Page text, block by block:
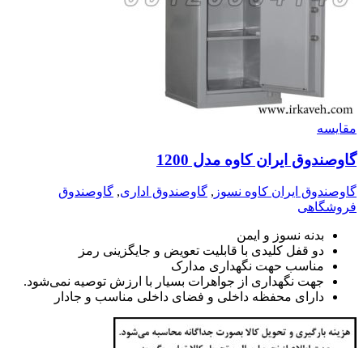
مقايسه
گاوصندوق ایران کاوه مدل 1200
گاوصندوق ایران کاوه نسوز , گاوصندوق اداری, گاوصندوق
فروشگاهی
بدنه نسوز و ایمن
دو قفل کلیدی با قابلیت تعویض و جایگزینی رمز
مناسب حهت نگهداری مدارک
جهت نگهداری از جواهرات بسیار با ارزش توصیه نمی‌شود.
دارای محفظه داخلی و فضای داخلی مناسب و جادار